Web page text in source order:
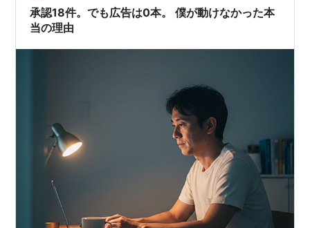
す。 副業ブログが伸びないのは、…
承認18件。でも広告は0本。 僕が動けなかった本
当の理由